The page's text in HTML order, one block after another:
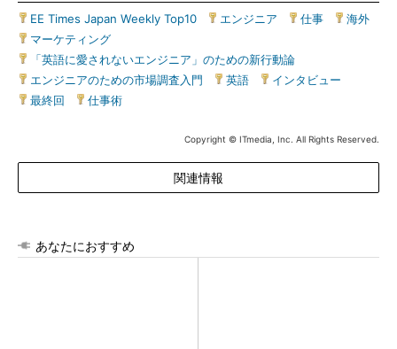
EE Times Japan Weekly Top10 エンジニア 仕事 海外
マーケティング
「英語に愛されないエンジニア」のための新行動論
エンジニアのための市場調査入門
英語 インタビュー
最終回
仕事術
Copyright © ITmedia, Inc. All Rights Reserved.
関連情報
あなたにおすすめ